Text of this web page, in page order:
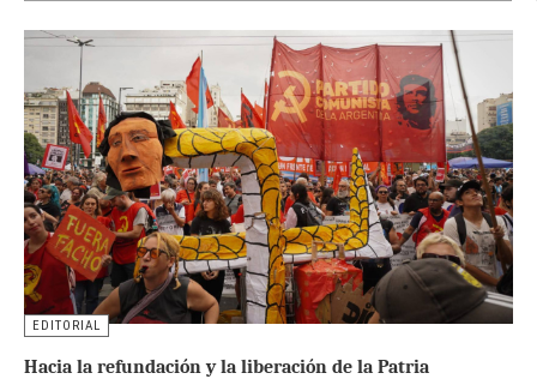
EDITORIAL
Hacia la refundación y la liberación de la Patria